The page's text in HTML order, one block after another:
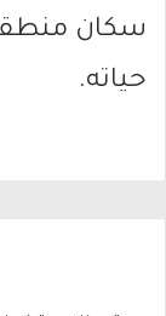
سكان
حياته.